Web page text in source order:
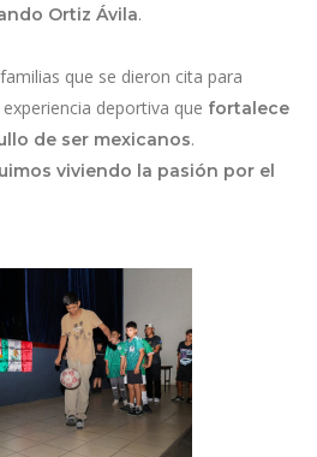
Ortiz Ávila.
que se dieron cita para
deportiva que fortalece
de ser mexicanos.
viviendo la pasión por el